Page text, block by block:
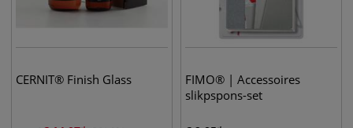
CERNIT® Finish Glass
FIMO® | Accessoires
slikpspons-set